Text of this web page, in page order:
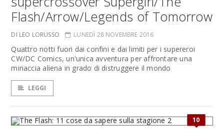
Flash/Arrow/Legends of Tomorrow
DI LEO LORUSSO LUNEDÌ 28 NOVEMBRE 2016
Quattro notti fuori dai confini e dai limiti per i supereroi
CW/DC Comics, un'unica avventura per affrontare una
minaccia aliena in grado di distruggere il mondo
LEGGI
10